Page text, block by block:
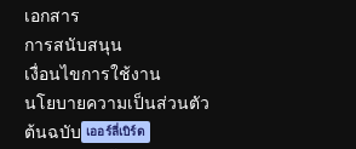
เอกสาร
การสนับสนุน
เงื่อนไขการใช้งาน
นโยบายความเป็นส่วนตัว
ต้นฉบับ เออร์ลี่เบิร์ด